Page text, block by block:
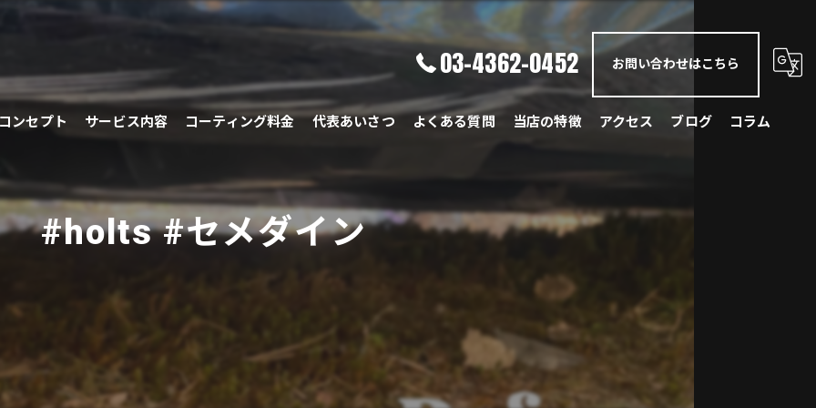
03-4362-0452 お問い合わせはこちら
ンセプト サービス内容 コーティング料金 代表あいさつ よくある質問 当店の特徴
BMW
ランドローバー
国産車
アクセス ブログ コラム
#holts #セメダイン